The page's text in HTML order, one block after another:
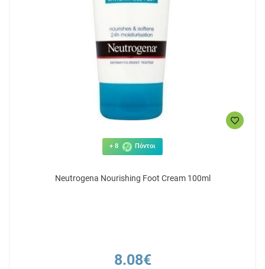
+ 8 Πόντοι
Neutrogena Nourishing Foot Cream 100ml
8.08€